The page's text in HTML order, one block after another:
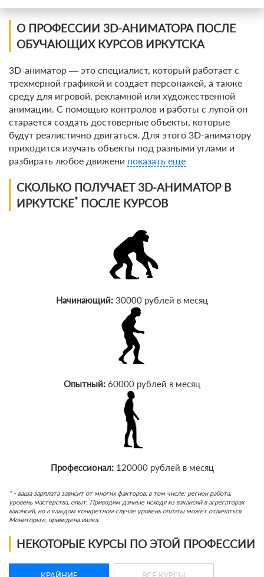
О ПРОФЕССИИ 3D-АНИМАТОРА ПОСЛЕ
ОБУЧАЮЩИХ КУРСОВ ИРКУТСКА
3D-аниматор — это специалист, который работает с
трехмерной графикой и создает персонажей, а также
среду для игровой, рекламной или художественной
анимации. С помощью контролов и работы с лупой он
старается создать достоверные объекты, которые
будут реалистично двигаться. Для этого 3D-аниматору
приходится изучать объекты под разными углами и
разбирать любое движени показать еще
СКОЛЬКО ПОЛУЧАЕТ 3D-АНИМАТОР В
ИРКУТСКЕ* ПОСЛЕ КУРСОВ
Начинающий: 30000 рублей в месяц
Опытный: 60000 рублей в месяц
Профессионал:120000 рублей в месяц
* - ваша зарплата зависит от многих факторов, в том числе: регион работа,
уровень мастерства, опыт. Приводим данные исходя из вакансий в агрегаторах
вакансий, но в каждом конкретном случае уровень оплаты может отличаться.
Мониторьте, приведена вилка.
НЕКОТОРЫЕ КУРСЫ ПО ЭТОЙ ПРОФЕССИИ
Фильтр курсов по профессии
По виду
По форме обучения
По кол-ву учеников